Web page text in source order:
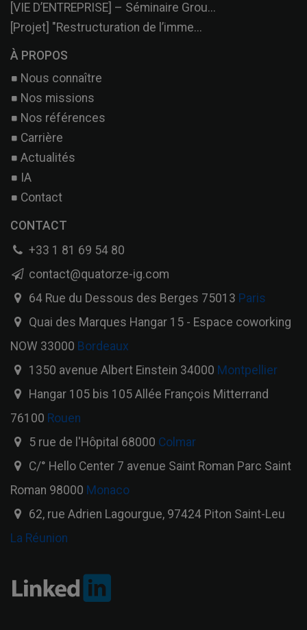
[VIE D’ENTREPRISE] – Séminaire Grou...
[Projet] "Restructuration de l’imme...
À PROPOS
Nous connaître
Nos missions
Nos références
Carrière
Actualités
IA
Contact
CONTACT
+33 1 81 69 54 80
contact@quatorze-ig.com
64 Rue du Dessous des Berges 75013 Paris
Quai des Marques Hangar 15 - Espace coworking
NOW 33000 Bordeaux
1350 avenue Albert Einstein 34000 Montpellier
Hangar 105 bis 105 Allée François Mitterrand
76100 Rouen
5 rue de l'Hôpital 68000 Colmar
C/° Hello Center 7 avenue Saint Roman Parc Saint
Roman 98000 Monaco
62, rue Adrien Lagourgue, 97424 Piton Saint-Leu
La Réunion